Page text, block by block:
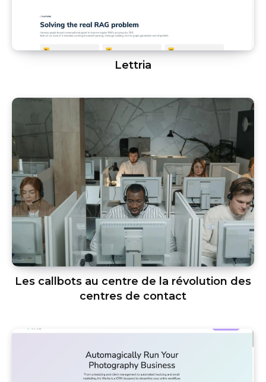
Lettria
Les callbots au centre de la révolution des
centres de contact